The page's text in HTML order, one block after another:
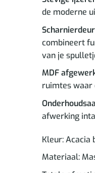
de moderne
combineert
van je
MDF
ruimtes waar
afwerking
Kleur: Acacia
Materiaal: